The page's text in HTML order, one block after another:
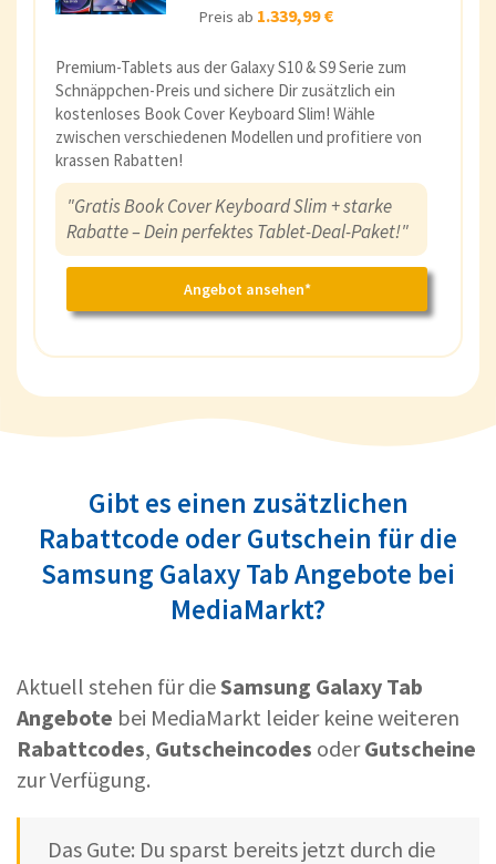
Preis ab 1.339,99 €
Premium-Tablets aus der Galaxy S10 & S9 Serie zum
Schnäppchen-Preis und sichere Dir zusätzlich ein
kostenloses Book Cover Keyboard Slim! Wähle
zwischen verschiedenen Modellen und profitiere von
krassen Rabatten!
"Gratis Book Cover Keyboard Slim + starke
Rabatte – Dein perfektes Tablet-Deal-Paket!"
Angebot ansehen*
Gibt es einen zusätzlichen
Rabattcode oder Gutschein für die
Samsung Galaxy Tab Angebote bei
MediaMarkt?
Aktuell stehen für dieSamsung Galaxy Tab
Angebote bei MediaMarkt leider keine weiteren
Rabattcodes, Gutscheincodes oderGutscheine
zur Verfügung.
Das Gute: Du sparst bereits jetzt durch die